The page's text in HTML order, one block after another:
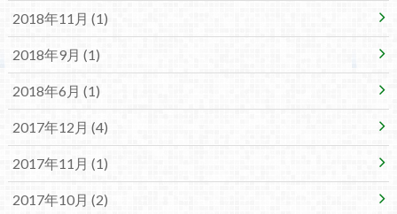
2018年11月 (1)
2018年9月 (1)
2018年6月 (1)
2017年12月 (4)
2017年11月 (1)
2017年10月 (2)